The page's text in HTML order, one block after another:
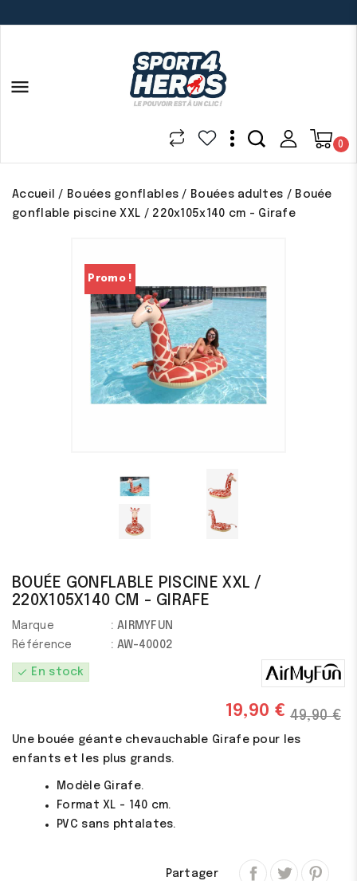

0
Accueil Bouées gonflables Bouées adultes
Bouée
gonflable piscine XXL / 220x105x140 cm - Girafe
Promo !
BOUÉE GONFLABLE PISCINE XXL /
220X105X140 CM - GIRAFE
Marque
: AIRMYFUN
Référence
: AW-40002
check En stock
19,90 € 49,90 €
Une bouée géante chevauchable Girafe pour les
enfants et les plus grands.
Modèle Girafe.
Format XL - 140 cm.
PVC sans phtalates.
Partager